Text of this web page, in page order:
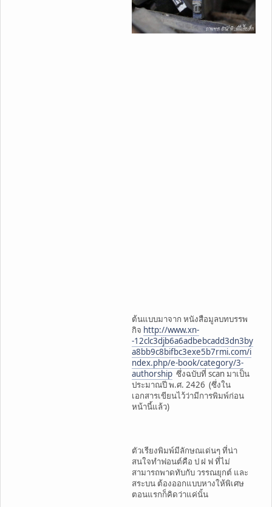
ต้นแบบมาจาก หนังสือมูลบทบรรพ
กิจ http://www.xn-
-12clc3djb6a6adbebcadd3dn3by
a8bb9c8bifbc3exe5b7rmi.com/i
ndex.php/e-book/category/3-
authorship ซึ่งฉบับที่ scan มาเป็น
ประมาณปี พ.ศ. 2426 (ซึ่งใน
เอกสารเขียนไว้ว่ามีการพิมพ์ก่อน
หน้านี้แล้ว)
ตัวเรียงพิมพ์มีลักษณเด่นๆ ที่น่า
สนใจทำฟอนต์คือ ป ฝ ฟ ที่ไม่
สามารถพาดทับกับ วรรณยุกต์ และ
สระบน ต้องออกแบบหางให้พิเศษ
ตอนแรกก็คิดว่าแค่นั้น